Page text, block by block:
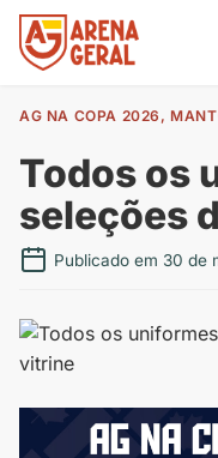
AG NA COPA 2026 ,
Todos os
seleções
Publicado em 30 de